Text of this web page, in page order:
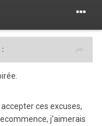
:
ces excuses,
j'aimerais